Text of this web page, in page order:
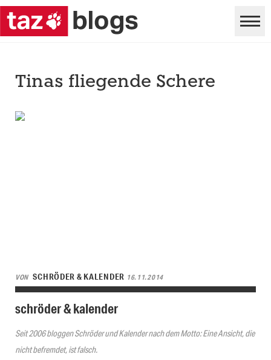
Tinas fliegende Schere
VON SCHRÖDER & KALENDER 16.11.2014
schröder & kalender
Seit 2006 bloggen Schröder und Kalender nach dem Motto: Eine Ansicht, die
nicht befremdet, ist falsch.